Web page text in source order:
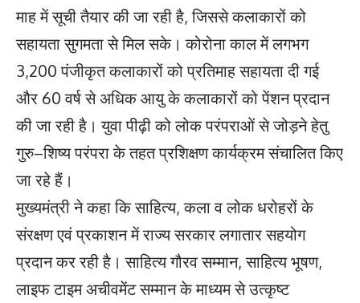
माह में सूची तैयार की जा रही है, जिससे कलाकारों को
सहायता सुगमता से मिल सके। कोरोना काल में लगभग
3,200 पंजीकृत कलाकारों को प्रतिमाह सहायता दी गई
और 60 वर्ष से अधिक आयु के कलाकारों को पेंशन प्रदान
की जा रही है। युवा पीढ़ी को लोक परंपराओं से जोड़ने हेतु
गुरु–शिष्य परंपरा के तहत प्रशिक्षण कार्यक्रम संचालित किए
जा रहे हैं।
मुख्यमंत्री ने कहा कि साहित्य, कला व लोक धरोहरों के
संरक्षण एवं प्रकाशन में राज्य सरकार लगातार सहयोग
प्रदान कर रही है। साहित्य गौरव सम्मान, साहित्य भूषण,
लाइफ टाइम अचीवमेंट सम्मान के माध्यम से उत्कृष्ट